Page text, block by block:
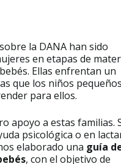
la DANA han sido
en etapas de
Ellas enfrentan un
que los niños
para ellos.
apoyo a estas familias.
psicológica o en
elaborado una guía
, con el objetivo de